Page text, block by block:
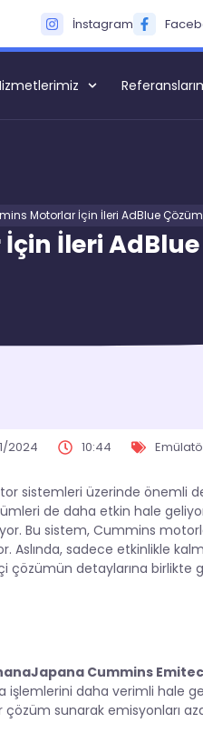
İnstagram
Motorlar İçin İleri AdBlue
İleri
2024 10:44
sistemleri üzerinde önemli
de daha etkin hale
Bu sistem, Cummins
Aslında, sadece etkinlikle
çözümün detaylarına birlikte
Cummins
işlemlerini daha verimli hale
sunarak emisyonları